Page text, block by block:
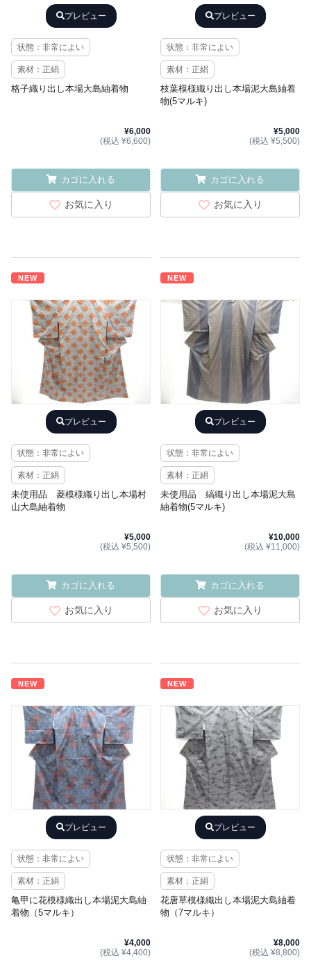
プレビュー
状態：非常によい
素材：正絹
格子織り出し本場大島紬着物
¥6,000
(税込 ¥6,600)
カゴに入れる
お気に入り
プレビュー
状態：非常によい
素材：正絹
枝葉模様織り出し本場泥大島紬着
物(5マルキ)
¥5,000
(税込 ¥5,500)
カゴに入れる
お気に入り
NEW
プレビュー
状態：非常によい
素材：正絹
未使用品 菱模様織り出し本場村
山大島紬着物
¥5,000
(税込 ¥5,500)
カゴに入れる
お気に入り
NEW
プレビュー
状態：非常によい
素材：正絹
未使用品 縞織り出し本場泥大島
紬着物(5マルキ)
¥10,000
(税込 ¥11,000)
カゴに入れる
お気に入り
NEW
プレビュー
状態：非常によい
素材：正絹
亀甲に花模様織出し本場泥大島紬
着物（5マルキ）
¥4,000
(税込 ¥4,400)
NEW
プレビュー
状態：非常によい
素材：正絹
花唐草模様織出し本場泥大島紬着
物（7マルキ）
¥8,000
(税込 ¥8,800)